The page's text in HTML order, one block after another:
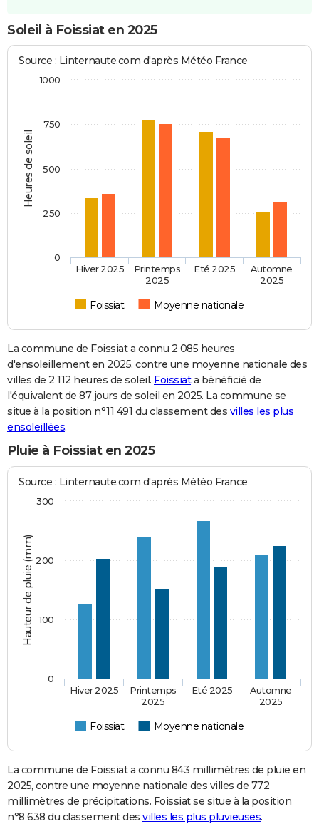
Soleil à Foissiat en 2025
Heures de soleil
Source : Linternaute.com d'après Météo France
Foissiat Moyenne nationale
Hiver 2025
Printemps
2025
Eté 2025
Automne
2025
0
1000
250
500
750
La commune de Foissiat a connu 2 085 heures
d'ensoleillement en 2025, contre une moyenne nationale des
villes de 2 112 heures de soleil. Foissiata bénéficié de
l'équivalent de 87 jours de soleil en 2025. La commune se
situe à la position n°11 491 du classement des villes les plus
ensoleillées.
Pluie à Foissiat en 2025
Hauteur de pluie (mm)
Source : Linternaute.com d'après Météo France
Foissiat Moyenne nationale
Hiver 2025
Printemps
2025
Eté 2025
Automne
2025
0
100
200
300
La commune de Foissiat a connu 843 millimètres de pluie en
2025, contre une moyenne nationale des villes de 772
millimètres de précipitations. Foissiat se situe à la position
n°8 638 du classement des villes les plus pluvieuses.